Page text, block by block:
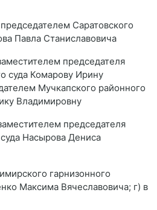
Саратовского
Павла Станиславовича
председателя
суда Комарову Ирину
Мучкапского районного
Владимировну
председателя
Насырова Дениса
гарнизонного
Максима Вячеславовича; г) в